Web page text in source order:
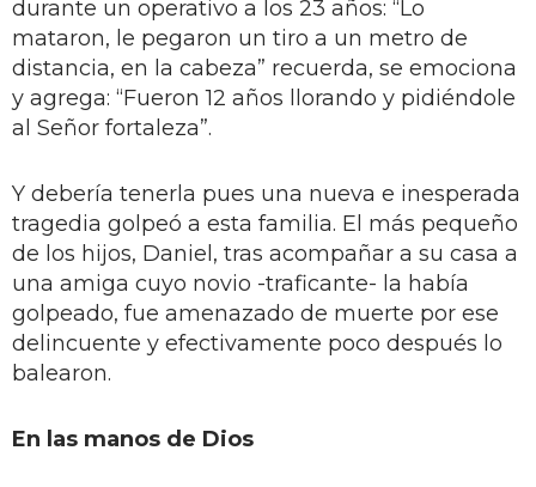
durante un operativo a los 23 años: “Lo
mataron, le pegaron un tiro a un metro de
distancia, en la cabeza” recuerda, se emociona
y agrega: “Fueron 12 años llorando y pidiéndole
al Señor fortaleza”.
Y debería tenerla pues una nueva e inesperada
tragedia golpeó a esta familia. El más pequeño
de los hijos, Daniel, tras acompañar a su casa a
una amiga cuyo novio -traficante- la había
golpeado, fue amenazado de muerte por ese
delincuente y efectivamente poco después lo
balearon.
En las manos de Dios